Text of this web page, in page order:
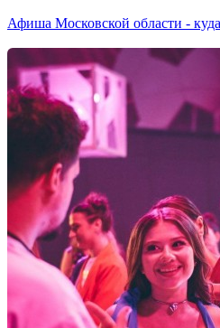
Афиша Московской области -